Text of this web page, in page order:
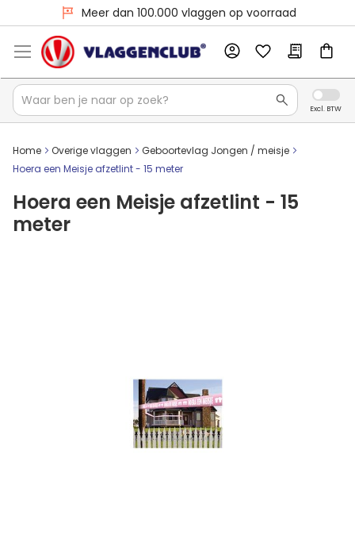
Meer dan 100.000 vlaggen op voorraad
Home Overige vlaggen
Geboortevlag Jongen / meisje
Hoera een Meisje afzetlint - 15 meter
Hoera een Meisje afzetlint - 15
meter